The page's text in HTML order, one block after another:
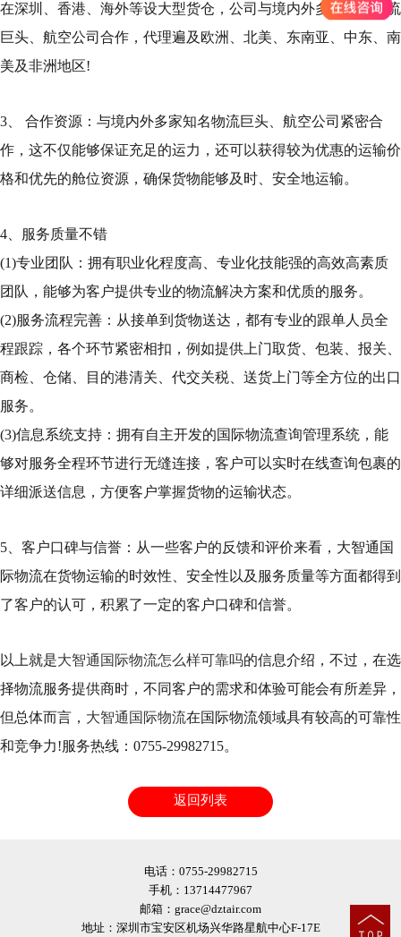
在深圳、香港、海外等设大型货仓，公司与境内外多家知名物流
巨头、航空公司合作，代理遍及欧洲、北美、东南亚、中东、南
美及非洲地区!
3、 合作资源：与境内外多家知名物流巨头、航空公司紧密合
作，这不仅能够保证充足的运力，还可以获得较为优惠的运输价
格和优先的舱位资源，确保货物能够及时、安全地运输。
4、服务质量不错
(1)专业团队：拥有职业化程度高、专业化技能强的高效高素质
团队，能够为客户提供专业的物流解决方案和优质的服务。
(2)服务流程完善：从接单到货物送达，都有专业的跟单人员全
程跟踪，各个环节紧密相扣，例如提供上门取货、包装、报关、
商检、仓储、目的港清关、代交关税、送货上门等全方位的出口
服务。
(3)信息系统支持：拥有自主开发的国际物流查询管理系统，能
够对服务全程环节进行无缝连接，客户可以实时在线查询包裹的
详细派送信息，方便客户掌握货物的运输状态。
5、客户口碑与信誉：从一些客户的反馈和评价来看，大智通国
际物流在货物运输的时效性、安全性以及服务质量等方面都得到
了客户的认可，积累了一定的客户口碑和信誉。
以上就是大智通国际物流怎么样可靠吗的信息介绍，不过，在选
择物流服务提供商时，不同客户的需求和体验可能会有所差异，
但总体而言， 大智通国际物流在国际物流领域具有较高的可靠性
和竞争力!服务热线：0755-29982715。
返回列表
电话：0755-29982715
手机：13714477967
邮箱：grace@dztair.com
地址：深圳市宝安区机场兴华路星航中心F-17E